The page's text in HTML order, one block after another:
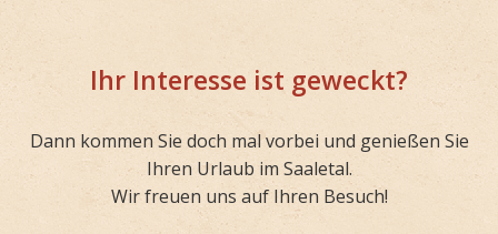
Ihr Interesse ist geweckt?
Dann kommen Sie doch mal vorbei und genießen Sie
Ihren Urlaub im Saaletal.
Wir freuen uns auf Ihren Besuch!